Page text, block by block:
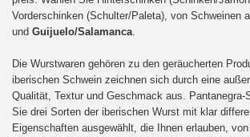
Vorderschinken (Schulter/Paleta), von Schweinen
und Guijuelo/Salamanca.
Die Wurstwaren gehören zu den geräucherten
iberischen Schwein zeichnen sich durch eine
Qualität, Textur und Geschmack aus. Pantanegra-
Sie drei Sorten der iberischen Wurst mit klar
Eigenschaften ausgewählt, die Ihnen erlauben,